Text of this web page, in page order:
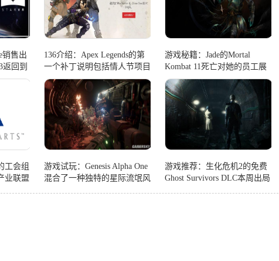
销售出
返回到
136介绍：Apex Legends的第
一个补丁说明包括情人节项目
错误修复
游戏秘籍：Jade的Mortal
Kombat 11死亡对她的员工展
示了一个有趣的用途
工会组
业联盟
游戏试玩：Genesis Alpha One
混合了一种独特的星际流氓风
游戏推荐：生化危机2的免费
Ghost Survivors DLC本周出局